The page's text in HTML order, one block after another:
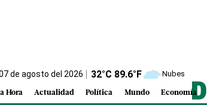
de agosto del 2026 32°C 89.6°F Nubes
Hora Actualidad Política Mundo Economía